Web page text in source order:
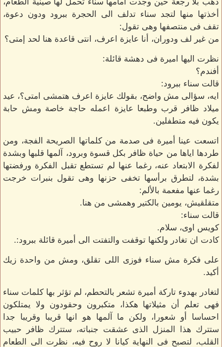
أخذتها منها لتجد سناء تدلف الى الحجرة ببرود ودون دعوة،
تقف فى منتصفها وهى تقول:
من غير لف ودوران، أنا عايزة اعرف، انتى قاعدة هنا لحد إمتى؟
نظرت اليها اميرة فى دهشة قائلة:
أفندم؟
قالت سناء ببرود:
ايه، سؤالى مش واضح، بقولك عايزة اعرف هتمشى امتى؟، عيد
ميلاد ظافر قرب وطبعا عايزة اعمله حاجة خاصة ومش حابة
يكون فيه متطفلين.
اتسعت عينا أميرة فى صدمة من كلماتها الصريحة الفجة، ومن
طردها اياها من حياة ظافر بكل قسوة وبرود، آلمها قلبها وبشدة
لفكرة الابتعاد عنه، رغما عنها لم تستطع تقبل الفكرة ورفضتها
بشدة، لتطرق برأسها تخفى حزنها وهى تقول بنبرات خرجت
رغما عنها مفعمة بالألم:
متقلقيش، يومين بالكتير وهمشى من هنا.
قالت سناء:
كويس اوى، سلام.
كادت ان تغادر ولكنها توقفت والتفتت الى أميرة قائلة ببرود:.
على فكرة مش سناء فوزى اللى تقلق، ومش من واحدة زيك
أكيد.
لتغادر بهدوء تاركة أميرة تشعر بالتحطم، لم تؤثر بها كلمات سناء
فهى تعلم أن مثيلاتها هكذا، متكبرون وحقودون ولا يمتلكون
احساسا أو شعورا، ولكن ما آلمها هو انها قريبا وقريبا جدا
ستترك هذا المنزل الذى عشقت جنباته، ستترك ظافر حبيب
القلب، لتصبح فى النهاية كيانا لا روح فيه، نظرت الى الطعام